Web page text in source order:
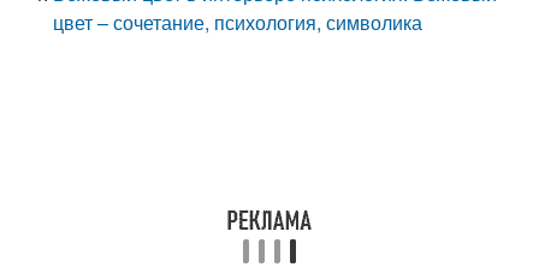
цвет – сочетание, психология, символика